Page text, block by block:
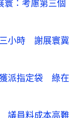
：考慮第三個
三小時 謝展寰冀
派指定袋 綠在
議員料成本高難